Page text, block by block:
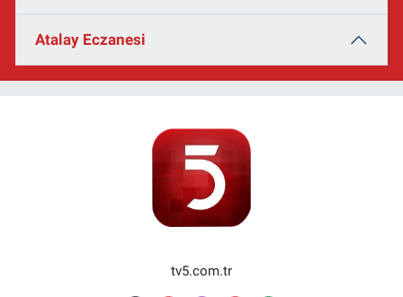
Atalay Eczanesi
tv5.com.tr